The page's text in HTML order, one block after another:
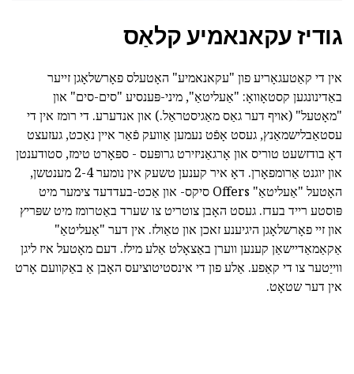
גודיז עקאנאמיע קלאַס
אין די קאַטעגאָריע פון "עקאנאמיע" האָטעלס פאָרשלאָגן זייער
באַדינונגען קסטאָוואָ: "אַעליטאַ", מיני-פּענסיע "סים-סים" און
"מאָטעל" (אויף דער גאַס מאַגיסטראַל.) און אנדערע. די רומז אין די
עסטאַבלישמאַנץ, געסט אָפֿט נעמען אַוועק פֿאַר איין נאַכט, געזעצט
דאָ בודזשעט טוריס און אָרגאַניזירט גרופּעס - ספּאָרט טימז, סטודענטן
און יוגנט אַרומפאָרן. דאָ איר קענען טשעק אין נומער 2-4 מענטשן,
האָטעל "אַעליטאַ" Offers סיקס- און אַכט-בעדדעד צימער מיט
פּוסטע רייד בעדז. געסט האָבן צוטריט צו שערד באַטרומז מיט שפּריץ
און זיי פאָרשלאָגן היגיענע זאכן און טאַולז. אין דער "אַעליטאַ"
אַקאַמאַדיישאַן קענען ווערן באַצאָלט אַלע מילז. דעם מאָטעל איז ליגן
ווייַטער צו די קאַפע. אַלע פון די אינסטיטוציעס האָבן אַ באַקוועם אָרט
אין דער שטאָט.